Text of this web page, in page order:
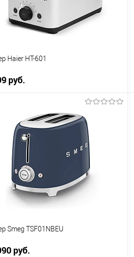
Haier HT-601
руб.
в 1 клик
Smeg TSF01NBEU
руб.